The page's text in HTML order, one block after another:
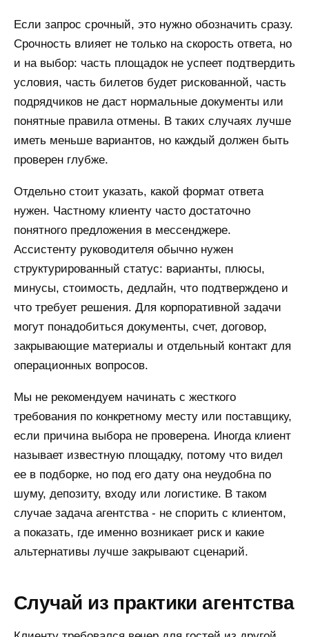
Если запрос срочный, это нужно обозначить сразу.
Срочность влияет не только на скорость ответа, но
и на выбор: часть площадок не успеет подтвердить
условия, часть билетов будет рискованной, часть
подрядчиков не даст нормальные документы или
понятные правила отмены. В таких случаях лучше
иметь меньше вариантов, но каждый должен быть
проверен глубже.
Отдельно стоит указать, какой формат ответа
нужен. Частному клиенту часто достаточно
понятного предложения в мессенджере.
Ассистенту руководителя обычно нужен
структурированный статус: варианты, плюсы,
минусы, стоимость, дедлайн, что подтверждено и
что требует решения. Для корпоративной задачи
могут понадобиться документы, счет, договор,
закрывающие материалы и отдельный контакт для
операционных вопросов.
Мы не рекомендуем начинать с жесткого
требования по конкретному месту или поставщику,
если причина выбора не проверена. Иногда клиент
называет известную площадку, потому что видел
ее в подборке, но под его дату она неудобна по
шуму, депозиту, входу или логистике. В таком
случае задача агентства - не спорить с клиентом,
а показать, где именно возникает риск и какие
альтернативы лучше закрывают сценарий.
Случай из практики агентства